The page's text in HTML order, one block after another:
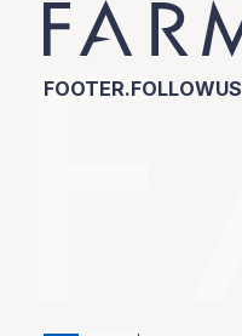
FOOTER.FOLLOWUS